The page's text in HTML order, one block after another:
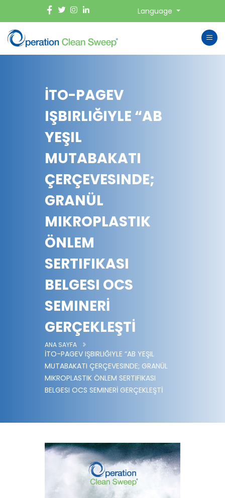
Language
İTO-PAGEV
IŞBIRLIĞIYLE “AB
YEŞIL
MUTABAKATI
ÇERÇEVESINDE;
GRANÜL
MIKROPLASTIK
ÖNLEM
SERTIFIKASI
BELGESI OCS
SEMINERİ
GERÇEKLEŞTİ
ANA SAYFA
İTO-PAGEV IŞBIRLIĞIYLE “AB YEŞIL
MUTABAKATI ÇERÇEVESINDE; GRANÜL
MIKROPLASTIK ÖNLEM SERTIFIKASI
BELGESI OCS SEMINERİ GERÇEKLEŞTİ